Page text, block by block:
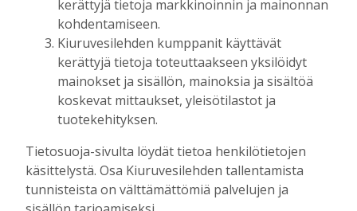
Digitilaukseen kuuluva Kiuruvesi-lehden
näköislehtijulkaistaan tiistai-iltaisin klo 20
osoitteessa kiuruvesilehti.fi/nakoislehti.
Paperilehtitilaussisältää joka viikko
(paitsi vko 52) ilmestyvän paperilehden
julkaisemat erikois- ja liitelehdet.
Jos sinulla on kysymyksiä kansainvälisistä
kerättyjä tietoja markkinoinnin ja mainonnan
kohdentamiseen.
Kiuruvesilehden kumppanit käyttävät
kerättyjä tietoja toteuttaakseen yksilöidyt
mainokset ja sisällön, mainoksia ja sisältöä
koskevat mittaukset, yleisötilastot ja
tuotekehityksen.
Tietosuoja-sivulta löydät tietoa henkilötietojen
käsittelystä. Osa Kiuruvesilehden tallentamista
tunnisteista on välttämättömiä palvelujen ja